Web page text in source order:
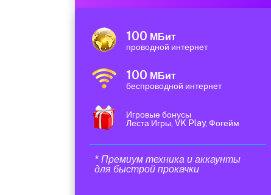
100 МБит
проводной интернет
100 МБит
беспроводной интернет
Игровые бонусы
Леста Игры, VK Play, Фогейм
* Премиум техника и аккаунты
для быстрой прокачки